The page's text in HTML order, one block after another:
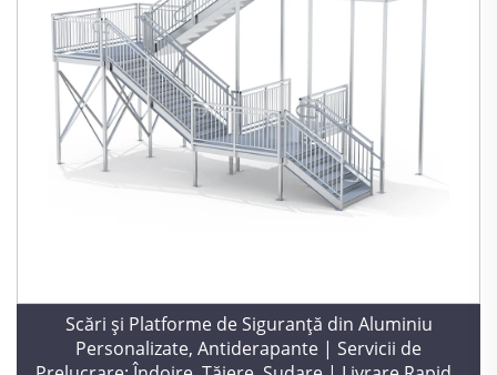
Scări și Platforme de Siguranță din Aluminiu
Personalizate, Antiderapante | Servicii de